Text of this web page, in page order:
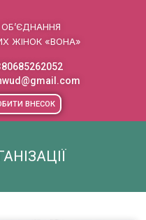
ОБ’ЄДНАННЯ
ЖІНОК «ВОНА»
ВНЕСОК